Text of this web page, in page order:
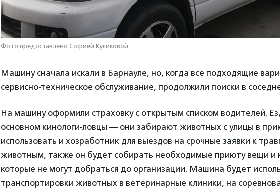
Фото предоставлено Софией Куликовой
Машину сначала искали в Барнауле, но, когда все подходящие
сервисно-техническое обслуживание, продолжили поиски в
На машину оформили страховку с открытым списком водителей.
основном кинологи-ловцы — они забирают животных с улицы в
использовать и хозработник для выездов на срочные заявки к
животным, также он будет собирать необходимые приюту вещи и
которые не могут добраться до организации. Машина будет
транспортировки животных в ветеринарные клиники, на